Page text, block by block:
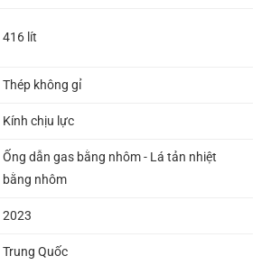
416 lít
Thép không gỉ
Kính chịu lực
Ống dẫn gas bằng nhôm - Lá tản nhiệt
bằng nhôm
2023
Trung Quốc